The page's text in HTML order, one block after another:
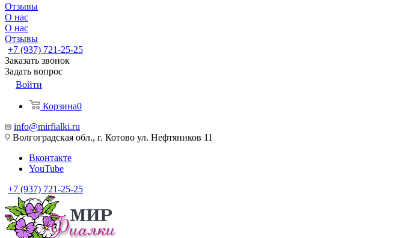
Отзывы
О нас
О нас
Отзывы
+7 (937) 721-25-25
Заказать звонок
Задать вопрос
Войти
Корзина0
info@mirfialki.ru
Волгоградская обл., г. Котово ул. Нефтяников 11
Вконтакте
YouTube
+7 (937) 721-25-25